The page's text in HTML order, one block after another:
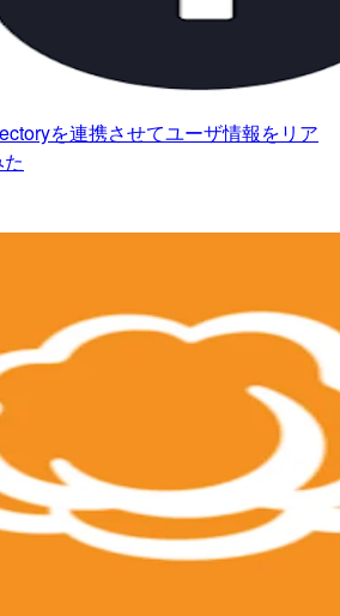
を連携させてユーザ情報をリア